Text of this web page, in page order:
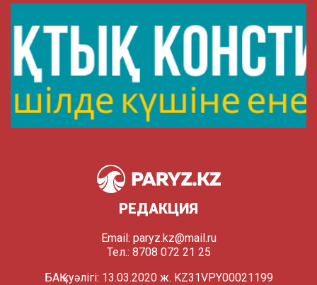
РЕДАКЦИЯ
Email: paryz.kz@mail.ru
Тел.: 8708 072 21 25
БАҚ куәлігі: 13.03.2020 ж. KZ31VPY00021199